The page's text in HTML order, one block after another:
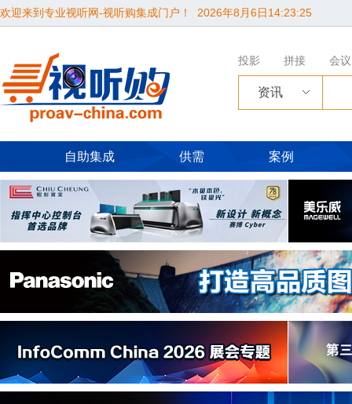
欢迎来到专业视听网-视听购集成门户！ 2026年8月6日14:23:26
投影 拼接 会议
资讯
自助集成 供需 案例